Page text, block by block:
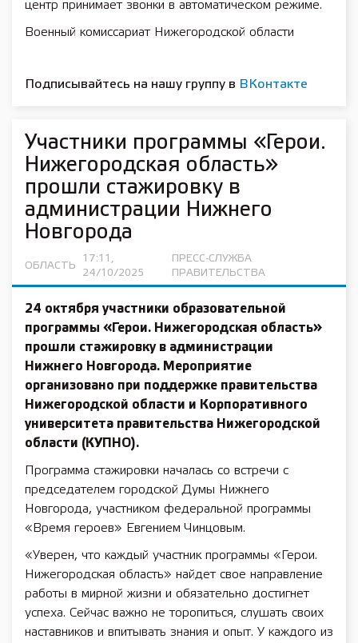
центр принимает звонки в автоматическом режиме.
Военный комиссариат Нижегородской области
Подписывайтесь на нашу группу в ВКонтакте
Участники программы «Герои.
Нижегородская область»
прошли стажировку в
администрации Нижнего
Новгорода
ОБЛАСТЬ
17:11,
24/10/2025
ПРЕСС-СЛУЖБА
ПРАВИТЕЛЬСТВА
24 октября участники образовательной
программы «Герои. Нижегородская область»
прошли стажировку в администрации
Нижнего Новгорода. Мероприятие
организовано при поддержке правительства
Нижегородской области и Корпоративного
университета правительства Нижегородской
области (КУПНО).
Программа стажировки началась со встречи с
председателем городской Думы Нижнего
Новгорода, участником федеральной программы
«Время героев» Евгением Чинцовым.
«Уверен, что каждый участник программы «Герои.
Нижегородская область» найдет свое направление
работы в мирной жизни и обязательно достигнет
успеха. Сейчас важно не торопиться, слушать своих
наставников и впитывать знания и опыт. У каждого из